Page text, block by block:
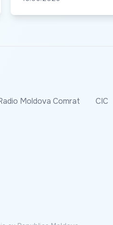
Moldova Comrat CIC